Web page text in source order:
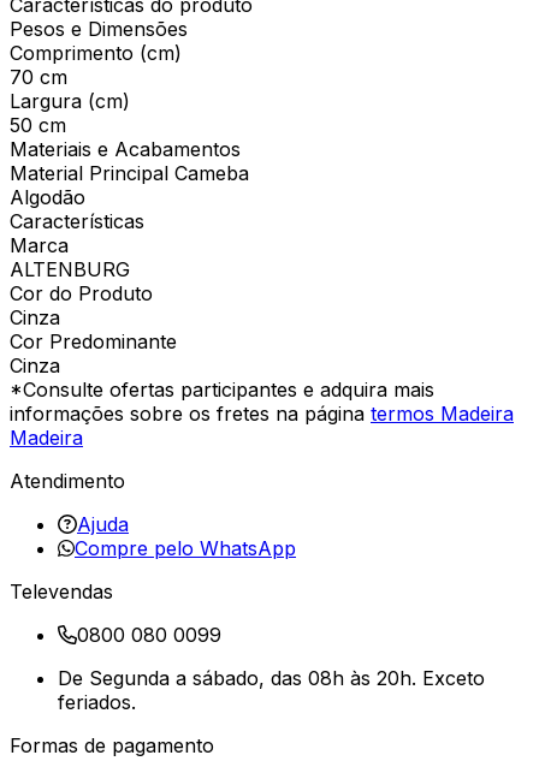
Pesos e Dimensões
Comprimento (cm)
70 cm
Largura (cm)
50 cm
Materiais e Acabamentos
Material Principal Cameba
Algodão
Características
Marca
ALTENBURG
Cor do Produto
Cinza
Cor Predominante
Cinza
*Consulte ofertas participantes e adquira mais
informações sobre os fretes na página termos Madeira
Madeira
Atendimento
Ajuda
Compre pelo WhatsApp
Televendas
0800 080 0099
De Segunda a sábado, das 08h às 20h. Exceto
feriados.
Formas de pagamento